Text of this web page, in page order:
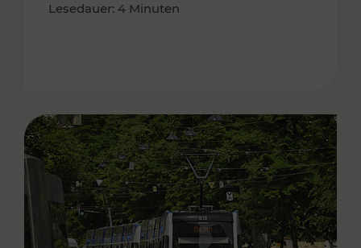
Lesedauer: 4 Minuten